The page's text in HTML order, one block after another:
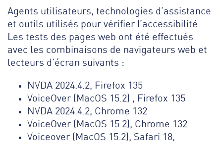
Agents utilisateurs, technologies d’assistance
et outils utilisés pour vérifier l’accessibilité
Les tests des pages web ont été effectués
avec les combinaisons de navigateurs web et
lecteurs d’écran suivants :
NVDA 2024.4.2, Firefox 135
VoiceOver (MacOS 15.2) , Firefox 135
NVDA 2024.4.2, Chrome 132
VoiceOver (MacOS 15.2), Chrome 132
Voiceover (MacOS 15.2), Safari 18,